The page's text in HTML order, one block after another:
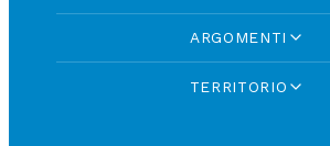
ARGOMENTI
TERRITORIO